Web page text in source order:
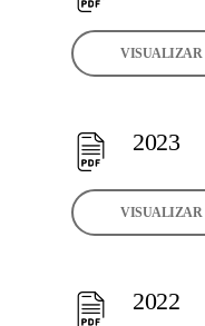
VISUALIZAR
2023
VISUALIZAR
2022